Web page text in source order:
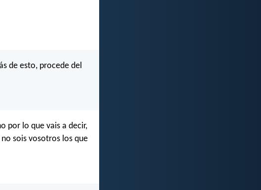
de esto, procede del
por lo que vais a decir,
sois vosotros los que